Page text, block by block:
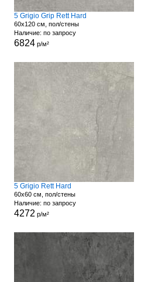
5 Grigio Grip Rett Hard
60x120 см, пол/стены
Наличие: по запросу
6824р/м²
5 Grigio Rett Hard
60x60 см, пол/стены
Наличие: по запросу
4272 р/м²